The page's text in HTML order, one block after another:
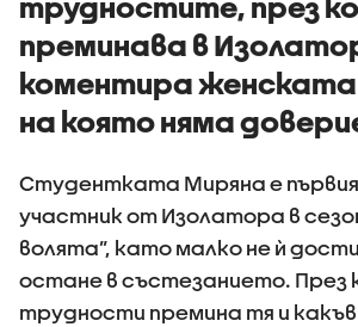
трудностите, през
преминава в
коментира женската
на която няма
Студентката Миряна е
участник от Изолатора в
волята”, като малко не ѝ
остане в състезанието. През
трудности премина тя и